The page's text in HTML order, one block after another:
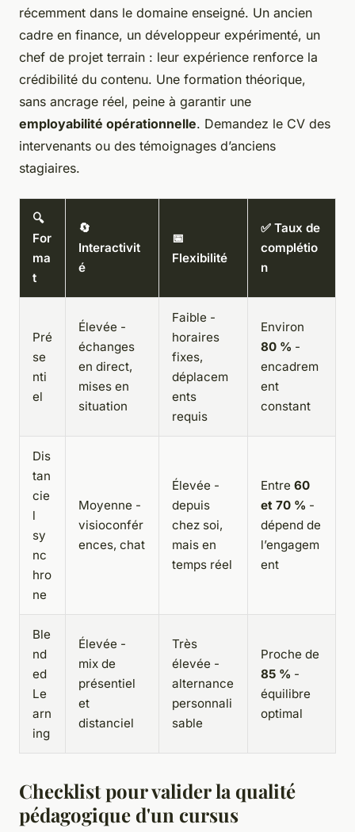
récemment dans le domaine enseigné. Un ancien
cadre en finance, un développeur expérimenté, un
chef de projet terrain : leur expérience renforce la
crédibilité du contenu. Une formation théorique,
sans ancrage réel, peine à garantir une
employabilité opérationnelle. Demandez le CV des
intervenants ou des témoignages d’anciens
stagiaires.
🔍
For
ma
t
🔄
Interactivit
é
📅
Flexibilité
✅ Taux de
complétio
n
Pré
se
nti
el
Élevée -
échanges
en direct,
mises en
situation
Faible -
horaires
fixes,
déplacem
ents
requis
Environ
80 % -
encadrem
ent
constant
Dis
tan
cie
l
sy
nc
hro
ne
Moyenne -
visioconfér
ences, chat
Élevée -
depuis
chez soi,
mais en
temps réel
Entre 60
et 70 % -
dépend de
l’engagem
ent
Ble
nd
ed
Le
arn
ing
Élevée -
mix de
présentiel
et
distanciel
Très
élevée -
alternance
personnali
sable
Proche de
85 % -
équilibre
optimal
Checklist pour valider la qualité
pédagogique d'un cursus